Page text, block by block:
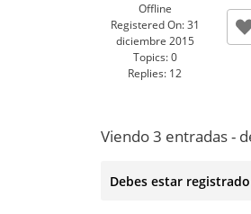
Offline
Registered On: 31
diciembre 2015
Topics: 0
Replies: 12
Viendo 3 entradas -
Debes estar